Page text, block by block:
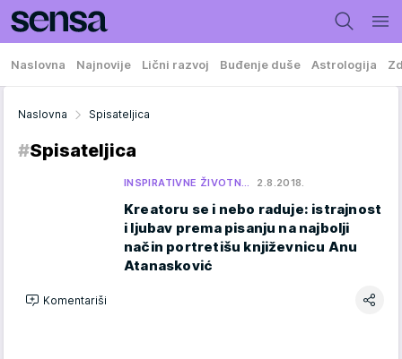
Naslovna Najnovije Lični razvoj Buđenje duše Astrologija
Naslovna Spisateljica
#Spisateljica
INSPIRATIVNE ŽIVOTN… 2.8.2018.
Kreatoru se i nebo raduje: istrajnost
i ljubav prema pisanju na najbolji
način portretišu književnicu Anu
Atanasković
Komentariši